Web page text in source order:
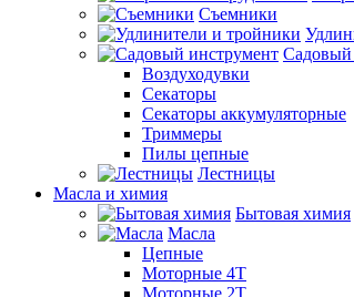
Съемники
Садовый
Воздуходувки
Секаторы
Секаторы аккумуляторные
Триммеры
Пилы цепные
Лестницы
Масла и химия
Бытовая химия
Масла
Цепные
Моторные 4Т
Моторные 2Т